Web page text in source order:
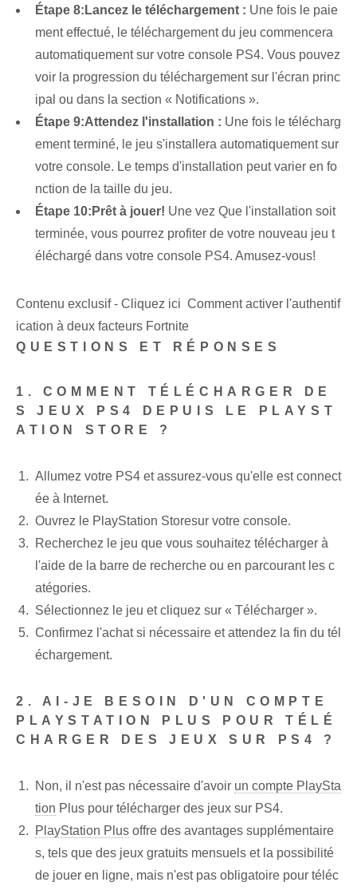
Étape 8: Lancez le téléchargement : Une fois le paie
ment effectué, le téléchargement du jeu commencera
automatiquement sur votre console PS4. Vous pouvez
voir la progression du téléchargement sur l'écran princ
ipal ou dans la section « Notifications ».
Étape 9:Attendez l'installation : Une fois le télécharg
ement terminé, le jeu s'installera automatiquement sur
votre console. ⁤Le temps d'installation peut varier ‌en fo
nction de la ⁢taille ⁤du jeu.
Étape 10: Prêt à jouer! Une ⁤vez⁤ Que l'⁣installation soit
terminée, ‌vous pourrez profiter de votre nouveau jeu t
éléchargé⁢ dans votre console PS4. Amusez-vous!
Contenu exclusif - Cliquez ici Comment activer l'authentif
ication à deux facteurs Fortnite
QUESTIONS ET RÉPONSES
1. COMMENT TÉLÉCHARGER DE
S JEUX PS4 DEPUIS LE PLAYST
ATION STORE ?
Allumez votre PS4 et assurez-vous qu'elle est connect
ée à Internet.
Ouvrez le ‌PlayStation Store⁢sur votre console.
Recherchez le jeu que vous souhaitez télécharger à
l'aide de la barre de recherche ou en parcourant les c
atégories.
Sélectionnez le jeu⁢ et cliquez‌ sur « Télécharger ».
Confirmez l'achat si nécessaire et attendez la fin du tél
échargement.
2. AI-JE BESOIN D'UN COMPTE
PLAYSTATION PLUS POUR TÉLÉ
CHARGER DES JEUX SUR PS4 ?
Non, il n'est pas nécessaire d'avoir un compte PlaySta
tion ⁤Plus pour télécharger des jeux sur PS4.
PlayStation Plus offre des avantages supplémentaire
s, tels que des jeux gratuits mensuels⁣ et ⁤la possibilité
de jouer en ligne, mais n'est pas obligatoire pour ⁢téléc